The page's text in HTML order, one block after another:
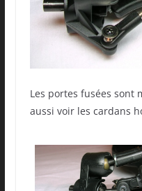
Les portes fusées sont
aussi voir les cardans